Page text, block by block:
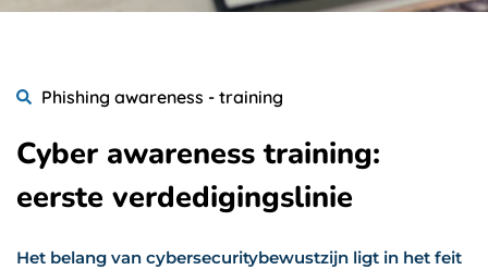
Phishing awareness - training
Cyber awareness training:
eerste verdedigingslinie
Het belang van cybersecuritybewustzijn ligt in het feit